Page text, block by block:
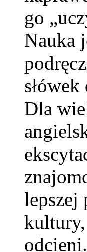
go
Nauka
Dla
lepszej
kultury,